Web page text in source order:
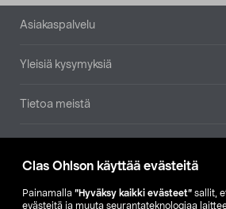
Clas Ohlson käyttää evästeitä
Painamalla ”Hyväksy kaikki evästeet” sallit,
evästeitä ja muuta seurantateknologiaa
Alatunniste
Asiakaspalvelu
Yleisiä kysymyksiä
Tietoa meistä